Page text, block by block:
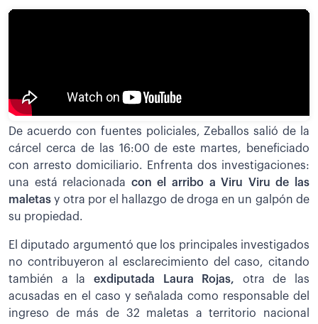
De acuerdo con fuentes policiales, Zeballos salió de la
cárcel cerca de las 16:00 de este martes, beneficiado
con arresto domiciliario. Enfrenta dos investigaciones:
una está relacionada con el arribo a Viru Viru de las
maletas y otra por el hallazgo de droga en un galpón de
su propiedad.
El diputado argumentó que los principales investigados
no contribuyeron al esclarecimiento del caso, citando
también a la exdiputada Laura Rojas, otra de las
acusadas en el caso y señalada como responsable del
ingreso de más de 32 maletas a territorio nacional